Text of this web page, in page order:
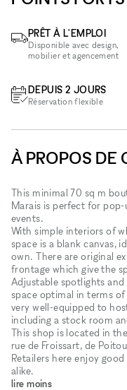
PRÊT À L'EMPLOI
Disponible avec design,
mobilier et agencement
DEPUIS 2 JOURS
Réservation flexible
À PROPOS DE
This minimal 70 sq m
Marais is perfect for
events.
With simple interiors of
space is a blank canvas,
own. There are original
frontage which give the
Adjustable spotlights
space optimal in terms
very well-equipped to
including a stock room
This shop is located in
rue de Froissart, de
Retailers here enjoy
alike.
lire moins